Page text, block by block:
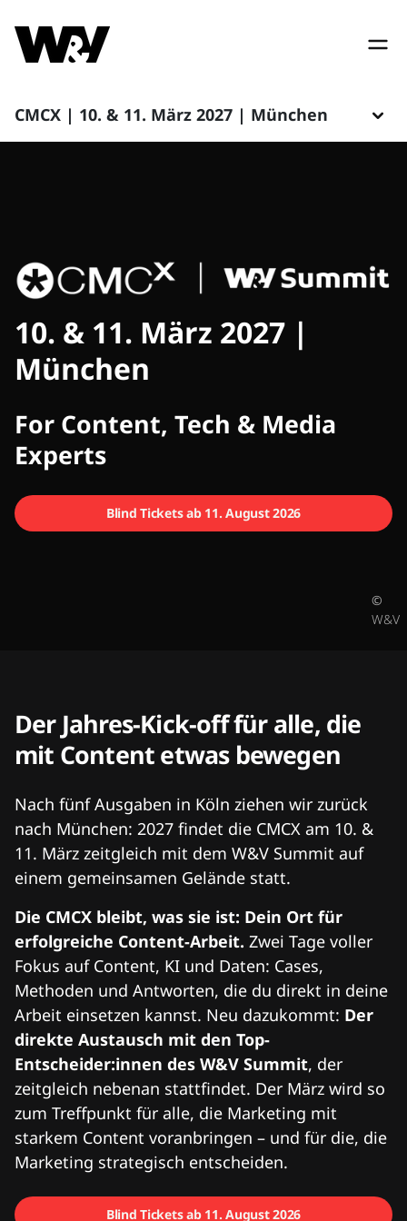
CMCX | 10. & 11. März 2027 | München
CMCX
10. & 11. März 2027 |
München
For Content, Tech & Media
Experts
Blind Tickets ab 11. August 2026
©
W&V
Der Jahres-Kick-off für alle, die
mit Content etwas bewegen
Nach fünf Ausgaben in Köln ziehen wir zurück
nach München: 2027 findet die CMCX am 10. &
11. März zeitgleich mit dem W&V Summit auf
einem gemeinsamen Gelände statt.
Die CMCX bleibt, was sie ist: Dein Ort für
erfolgreiche Content-Arbeit. Zwei Tage voller
Fokus auf Content, KI und Daten: Cases,
Methoden und Antworten, die du direkt in deine
Arbeit einsetzen kannst. Neu dazukommt: Der
direkte Austausch mit den Top-
Entscheider:innen des W&V Summit, der
zeitgleich nebenan stattfindet. Der März wird so
zum Treffpunkt für alle, die Marketing mit
starkem Content voranbringen – und für die, die
Marketing strategisch entscheiden.
Blind Tickets ab 11. August 2026